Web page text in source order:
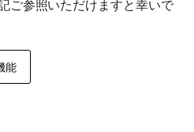
ご参照いただけますと幸いで
能